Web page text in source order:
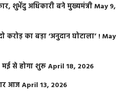
शुभेंदु अधिकारी बने मुख्यमंत्रीMay 9,
करोड़ का बड़ा ‘अनुदान घोटाला’ !May
मई से होगा शुरूApril 18, 2026
आजApril 13, 2026